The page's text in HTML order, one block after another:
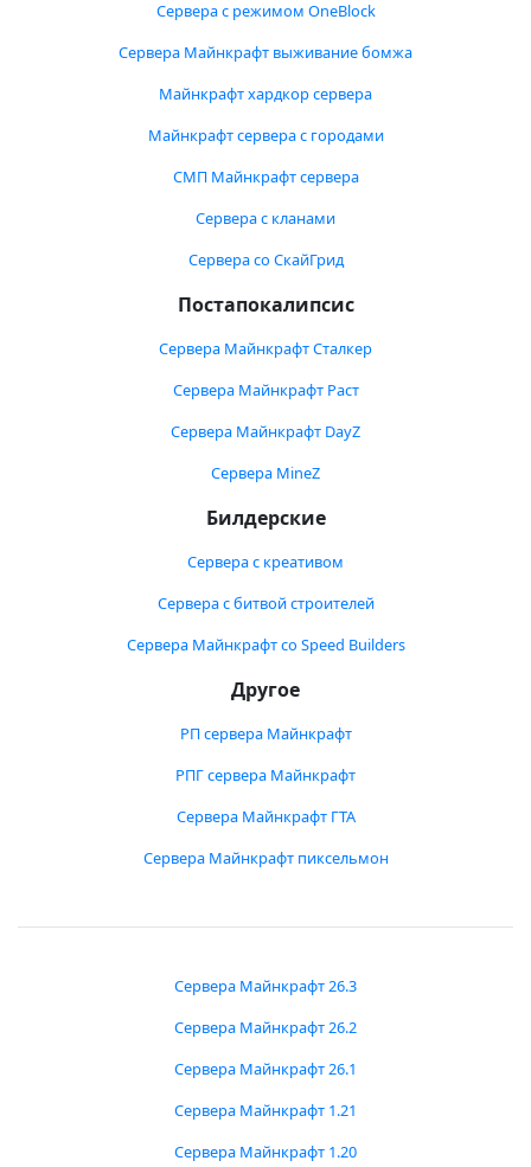
Сервера с режимом OneBlock
Сервера Майнкрафт выживание бомжа
Майнкрафт хардкор сервера
Майнкрафт сервера с городами
СМП Майнкрафт сервера
Сервера с кланами
Сервера со СкайГрид
Постапокалипсис
Сервера Майнкрафт Сталкер
Сервера Майнкрафт Раст
Сервера Майнкрафт DayZ
Сервера MineZ
Билдерские
Сервера с креативом
Сервера с битвой строителей
Сервера Майнкрафт со Speed Builders
Другое
РП сервера Майнкрафт
РПГ сервера Майнкрафт
Сервера Майнкрафт ГТА
Сервера Майнкрафт пиксельмон
Сервера Майнкрафт 26.3
Сервера Майнкрафт 26.2
Сервера Майнкрафт 26.1
Сервера Майнкрафт 1.21
Сервера Майнкрафт 1.20